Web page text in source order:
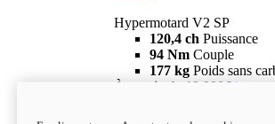
Hypermotard V2 SP
120,4 ch Puissance
94 Nm Couple
177 kg Poids sans
À partir de 19 990€ i
new
V2 SP 100